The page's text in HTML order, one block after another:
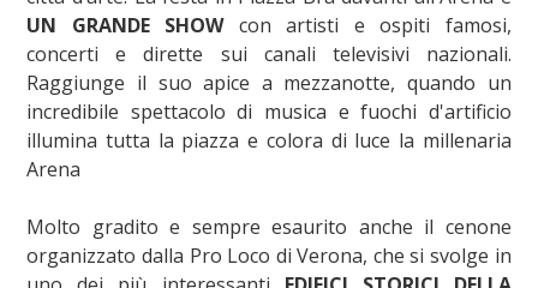
UN GRANDE SHOWcon artisti e ospiti famosi,
concerti e dirette sui canali televisivi nazionali.
Raggiunge il suo apice a mezzanotte, quando un
incredibile spettacolo di musica e fuochi d'artificio
illumina tutta la piazza e colora di luce la millenaria
Arena
Molto gradito e sempre esaurito anche il cenone
organizzato dalla Pro Loco di Verona, che si svolge in